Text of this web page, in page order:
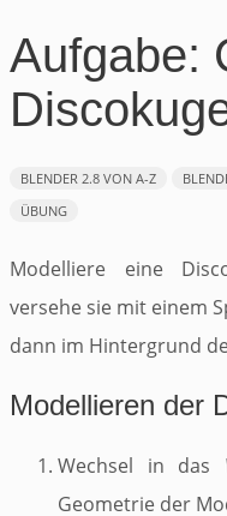
Aufgabe:
BLENDER 2.8 VON A-Z
ÜBUNG
Modelliere eine
versehe sie mit einem
dann im Hintergrund
Modellieren der
Wechsel in das
Geometrie der